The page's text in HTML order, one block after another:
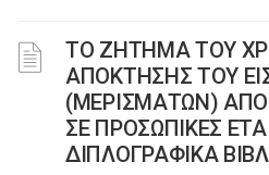
ΤΟ ΖΗΤΗΜΑ ΤΟΥ
ΑΠΟΚΤΗΣΗΣ ΤΟΥ
(ΜΕΡΙΣΜΑΤΩΝ)
ΣΕ ΠΡΟΣΩΠΙΚΕΣ
ΔΙΠΛΟΓΡΑΦΙΚΑ